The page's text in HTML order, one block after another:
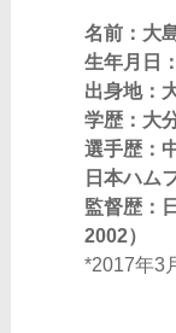
名前：大
生年月日
出身地：
学歴：大
選手歴：
日本ハム
監督歴：
2002）
*2017年3